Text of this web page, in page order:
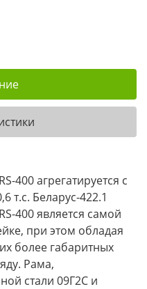
400 агрегатируется с
т.с. Беларус-422.1
400 является самой
при этом обладая
более габаритных
Рама,
стали 09Г2С и